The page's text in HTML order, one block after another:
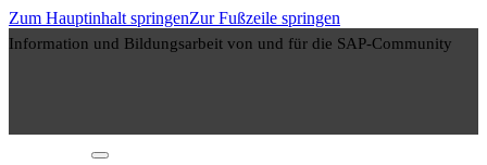
Zum Hauptinhalt springenZur Fußzeile springen
Information und Bildungsarbeit von und für die SAP-Community